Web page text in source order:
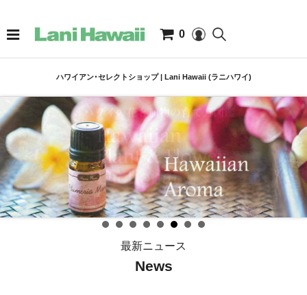
0
ハワイアン･セレクトショップ | Lani Hawaii (ラニハワイ)
最新ニュース
News